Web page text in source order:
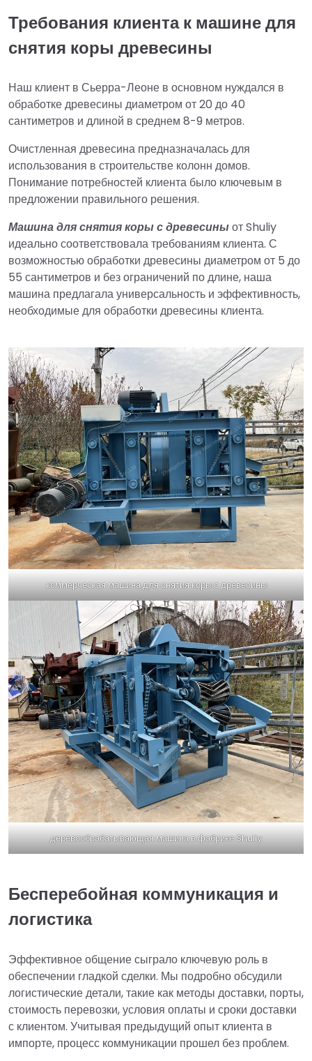
Требования клиента к машине для
снятия коры древесины
Наш клиент в Сьерра-Леоне в основном нуждался в
обработке древесины диаметром от 20 до 40
сантиметров и длиной в среднем 8-9 метров.
Очистленная древесина предназначалась для
использования в строительстве колонн домов.
Понимание потребностей клиента было ключевым в
предложении правильного решения.
Машина для снятия коры с древесиныот Shuliy
идеально соответствовала требованиям клиента. С
возможностью обработки древесины диаметром от 5 до
55 сантиметров и без ограничений по длине, наша
машина предлагала универсальность и эффективность,
необходимые для обработки древесины клиента.
коммерческая машина для снятия коры с древесины
деревообрабатывающая машина в фабрике Shuliy
Бесперебойная коммуникация и
логистика
Эффективное общение сыграло ключевую роль в
обеспечении гладкой сделки. Мы подробно обсудили
логистические детали, такие как методы доставки, порты,
стоимость перевозки, условия оплаты и сроки доставки
с клиентом. Учитывая предыдущий опыт клиента в
импорте, процесс коммуникации прошел без проблем.